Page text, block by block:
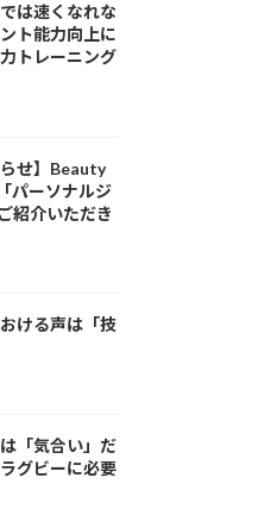
は速くなれな
ト能力向上に
トレーニング
らせ】Beauty
パーソナルジ
紹介いただき
ける声は「技
「気合い」だ
グビーに必要